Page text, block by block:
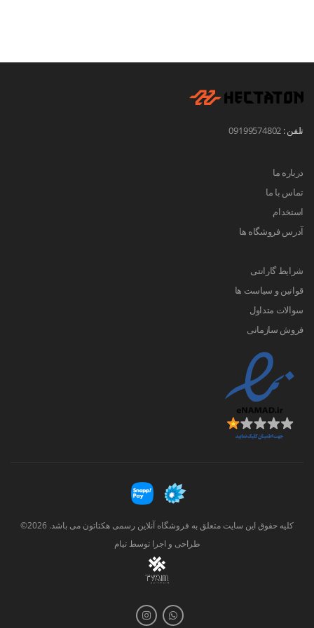
تلفن : 09199574802
درباره ما
تماس با ما
استخدام
آدرس فروشگاه ها
شرایط گارانتی
قوانین و سیاست ها
سوالات متداول
فروش سازمانی
کلیه حقوق این سایت متعلق به فروشگاه آنلاین رسمی هکتاتون می باشد. 2026©
طراحی و اجرا توسطتیام